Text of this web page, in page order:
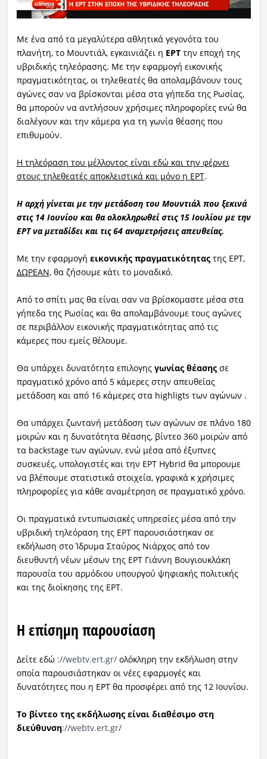
Εκπομπές
Πολιτισμός
Με ένα από τα μεγαλύτερα αθλητικά γεγονότα του
πλανήτη, το Μουντιάλ, εγκαινιάζει η ΕΡΤτην εποχή της
υβριδικής τηλεόρασης. Με την εφαρμογή εικονικής
πραγματικότητας, οι τηλεθεατές θα απολαμβάνουν τους
αγώνες σαν να βρίσκονται μέσα στα γήπεδα της Ρωσίας,
θα μπορούν να αντλήσουν χρήσιμες πληροφορίες ενώ θα
διαλέγουν και την κάμερα για τη γωνία θέασης που
επιθυμούν.
Η τηλεόραση του μέλλοντος είναι εδώ και την φέρνει
στους τηλεθεατές αποκλειστικά και μόνο η ΕΡΤ.
Η αρχή γίνεται με την μετάδοση του Μουντιάλ που ξεκινά
στις 14 Ιουνίου και θα ολοκληρωθεί στις 15 Ιουλίου με την
ΕΡΤ να μεταδίδει και τις 64 αναμετρήσεις απευθείας.
Με την εφαρμογή εικονικής πραγματικότηταςτης ΕΡΤ,
ΔΩΡΕΑΝ, θα ζήσουμε κάτι το μοναδικό.
Από το σπίτι μας θα είναι σαν να βρίσκομαστε μέσα στα
γήπεδα της Ρωσίας και θα απολαμβάνουμε τους αγώνες
σε περιβάλλον εικονικής πραγματικότητας από τις
κάμερες που εμείς θέλουμε.
Θα υπάρχει δυνατότητα επιλογης γωνίας θέασηςσε
πραγματικό χρόνο από 5 κάμερες στην απευθείας
μετάδοση και από 16 κάμερες στα highligts των αγώνων .
Θα υπάρχει ζωντανή μετάδοση των αγώνων σε πλάνο 180
μοιρών και η δυνατότητα θέασης, βίντεο 360 μοιρών από
τα backstage των αγώνων, ενώ μέσα από έξυπνες
συσκευές, υπολογιστές και την ΕΡΤ Hybrid θα μπορουμε
να βλέπουμε στατιστικά στοιχεία, γραφικά κ χρήσιμες
πληροφορίες για κάθε αναμέτρηση σε πραγματικό χρόνο.
Οι πραγματικά εντυπωσιακές υπηρεσίες μέσα από την
υβριδική τηλεόραση της ΕΡΤ παρουσιάστηκαν σε
εκδήλωση στο Ίδρυμα Σταύρος Νιάρχος από τον
διευθυντή νέων μέσων της ΕΡΤ Γιάννη Βουγιουκλάκη
παρουσία του αρμόδιου υπουργού ψηφιακής πολιτικής
και της διοίκησης της ΕΡΤ.
Η επίσημη παρουσίαση
Δείτε εδώ ://webtv.ert.gr/ολόκληρη την εκδήλωση στην
οποία παρουσιάστηκαν οι νέες εφαρμογές και
δυνατότητες που η ΕΡΤ θα προσφέρει από της 12 Ιουνίου.
Το βίντεο της εκδήλωσης είναι διαθέσιμο στη
διεύθυνση://webtv.ert.gr/